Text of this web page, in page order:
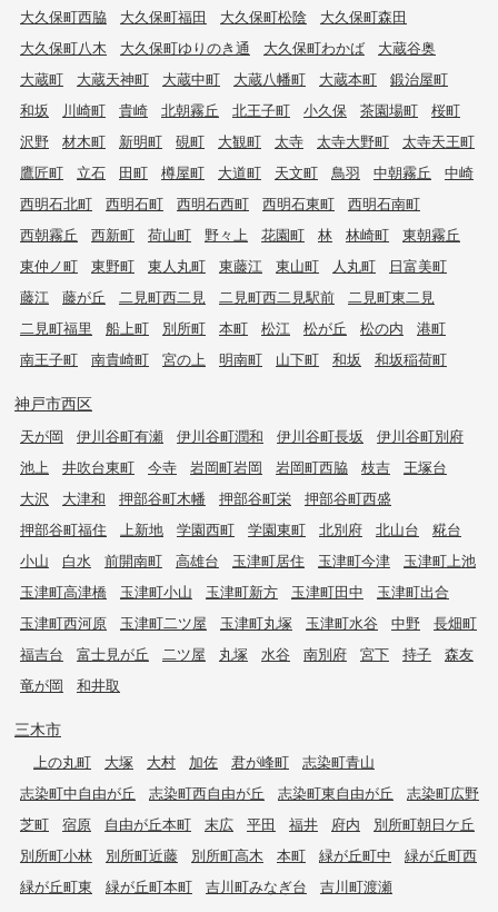
大久保町西脇
大久保町福田 大久保町松陰
大久保町森田
大久保町八木
大久保町ゆりのき通 大久保町わかば
大蔵谷奥
大蔵町
大蔵天神町 大蔵中町 大蔵八幡町 大蔵本町
鍛治屋町
和坂
川崎町 貴崎 北朝霧丘 北王子町 小久保 茶園場町
桜町
沢野
材木町 新明町 硯町 大観町 太寺 太寺大野町
太寺天王町
鷹匠町
立石 田町 樽屋町 大道町 天文町 鳥羽 中朝霧丘
中崎
西明石北町
西明石町 西明石西町 西明石東町
西明石南町
西朝霧丘
西新町 荷山町 野々上 花園町 林 林崎町
東朝霧丘
東仲ノ町
東野町 東人丸町 東藤江 東山町 人丸町
日富美町
藤江
藤が丘 二見町西二見 二見町西二見駅前
二見町東二見
二見町福里
船上町 別所町 本町 松江 松が丘 松の内
港町
南王子町
南貴崎町 宮の上 明南町 山下町 和坂 和坂稲荷町
神戸市西区
天が岡 伊川谷町有瀬 伊川谷町潤和 伊川谷町長坂
伊川谷町別府
池上
井吹台東町 今寺 岩岡町岩岡 岩岡町西脇 枝吉
王塚台
大沢
大津和 押部谷町木幡 押部谷町栄
押部谷町西盛
押部谷町福住
上新地 学園西町 学園東町 北別府 北山台
糀台
小山
白水 前開南町 高雄台 玉津町居住 玉津町今津
玉津町上池
玉津町高津橋
玉津町小山 玉津町新方 玉津町田中
玉津町出合
玉津町西河原
玉津町二ツ屋 玉津町丸塚 玉津町水谷 中野
長畑町
福吉台
富士見が丘 二ツ屋 丸塚 水谷 南別府 宮下 持子
森友
竜が岡
和井取
三木市
上の丸町 大塚 大村 加佐 君が峰町
志染町青山
志染町中自由が丘
志染町西自由が丘 志染町東自由が丘
志染町広野
芝町
宿原 自由が丘本町 末広 平田 福井 府内
別所町朝日ケ丘
別所町小林
別所町近藤 別所町高木 本町 緑が丘町中
緑が丘町西
緑が丘町東
緑が丘町本町 吉川町みなぎ台 吉川町渡瀬